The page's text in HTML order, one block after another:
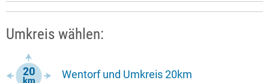
Umkreis wählen:
Wentorf und Umkreis 20km